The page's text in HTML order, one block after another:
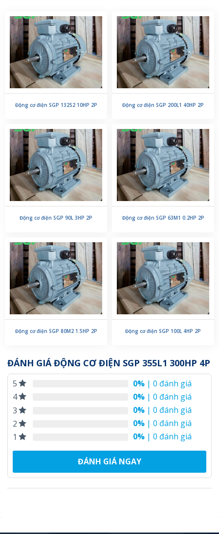
Động cơ điện SGP 132S2 10HP 2P Động cơ điện SGP 200L1 40HP 2P
Động cơ điện SGP 90L 3HP 2P Động cơ điện SGP 63M1 0.2HP 2P
Động cơ điện SGP 80M2 1.5HP 2P Động cơ điện SGP 100L 4HP 2P
ĐÁNH GIÁ ĐỘNG CƠ ĐIỆN SGP 355L1 300HP 4P
5 0% | 0 đánh giá
4
0% | 0 đánh giá
3
0% | 0 đánh giá
2
0% | 0 đánh giá
1
0% | 0 đánh giá
ĐÁNH GIÁ NGAY